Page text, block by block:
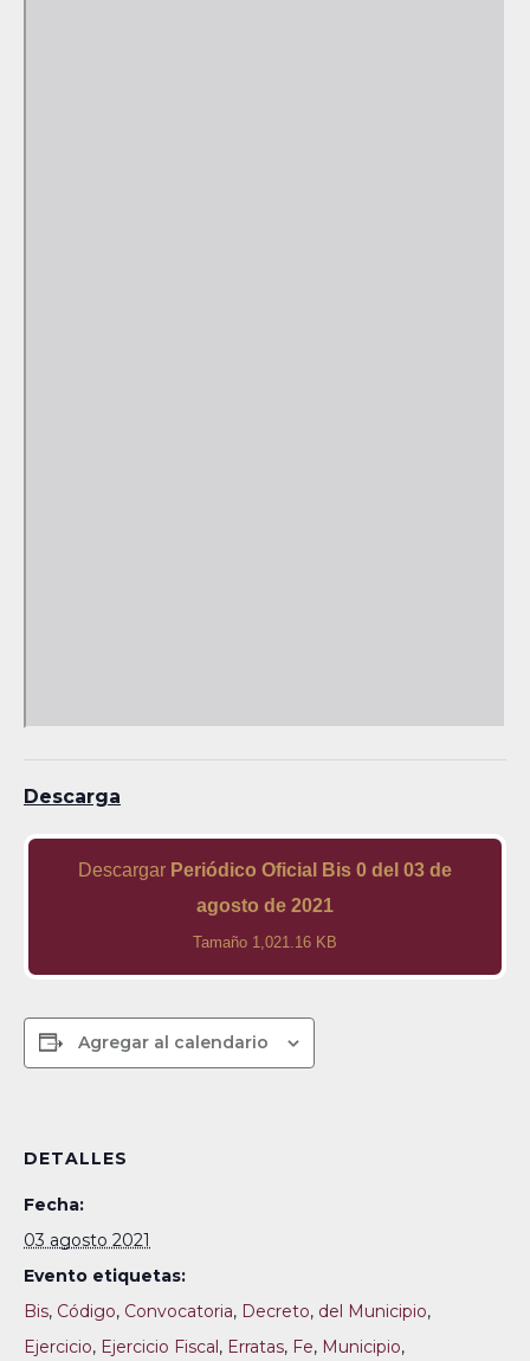
Descarga
Descargar Periódico Oficial Bis 0 del 03 de
agosto de 2021
Tamaño 1,021.16 KB
Agregar al calendario
DETALLES
Fecha:
03 agosto 2021
Evento etiquetas:
Bis, Código, Convocatoria, Decreto, del Municipio,
Ejercicio, Ejercicio Fiscal, Erratas, Fe, Municipio,